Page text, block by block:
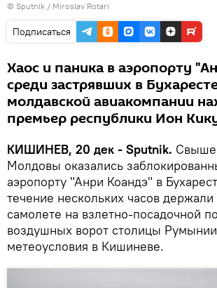
© Sputnik / Miroslav Rotari
Подписаться
Хаос и паника в аэропорту
среди застрявших в
молдавской авиакомпании
премьер республики Ион
КИШИНЕВ, 20 дек - Sputnik. Свыше
Молдовы оказались
аэропорту "Анри Коандэ" в
течение нескольких часов
самолете на взлетно-посадочной
воздушных ворот столицы
метеоусловия в Кишиневе.